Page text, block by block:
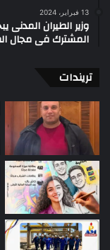
13 فبراير، 2024
وزير الطيران المدنى
المشترك فى مجال
تريندات